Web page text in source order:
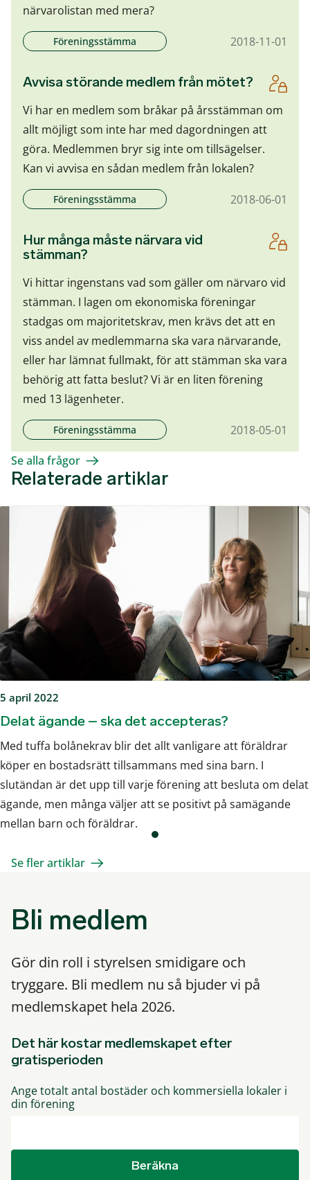
närvarolistan med mera?
Föreningsstämma 2018-11-01
Avvisa störande medlem från mötet?
Vi har en medlem som bråkar på årsstämman om
allt möjligt som inte har med dagordningen att
göra. Medlemmen bryr sig inte om tillsägelser.
Kan vi avvisa en sådan medlem från lokalen?
Föreningsstämma 2018-06-01
Hur många måste närvara vid
stämman?
Vi hittar ingenstans vad som gäller om närvaro vid
stämman. I lagen om ekonomiska föreningar
stadgas om majoritetskrav, men krävs det att en
viss andel av medlemmarna ska vara närvarande,
eller har lämnat fullmakt, för att stämman ska vara
behörig att fatta beslut? Vi är en liten förening
med 13 lägenheter.
Föreningsstämma 2018-05-01
Se alla frågor
Relaterade artiklar
5 april 2022
Delat ägande – ska det accepteras?
Med tuffa bolånekrav blir det allt vanligare att föräldrar
köper en bostadsrätt tillsammans med sina barn. I
slutändan är det upp till varje förening att besluta om delat
ägande, men många väljer att se positivt på samägande
mellan barn och föräldrar.
Se fler artiklar
Bli medlem
Gör din roll i styrelsen smidigare och
tryggare. Bli medlem nu så bjuder vi på
medlemskapet hela 2026.
Det här kostar medlemskapet efter
gratisperioden
Ange totalt antal bostäder och kommersiella lokaler i
din förening
Beräkna